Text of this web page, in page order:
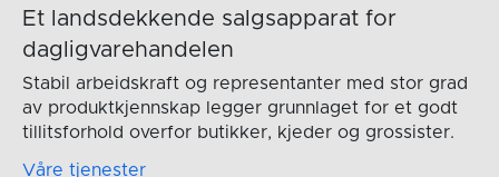
Et landsdekkende salgsapparat for
dagligvarehandelen
Stabil arbeidskraft og representanter med stor grad
av produktkjennskap legger grunnlaget for et godt
tillitsforhold overfor butikker, kjeder og grossister.
Våre tjenester